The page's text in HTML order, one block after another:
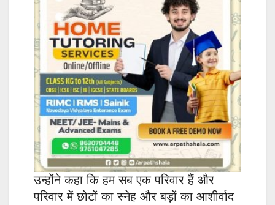
उन्होंने कहा कि हम सब एक परिवार हैं और
परिवार में छोटों का स्नेह और बड़ों का आशीर्वाद